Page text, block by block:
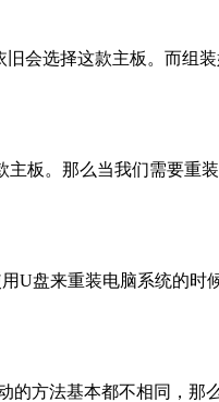
会选择这款主板。而组
板。那么当我们需要重
U盘来重装电脑系统的时
的方法基本都不相同，那